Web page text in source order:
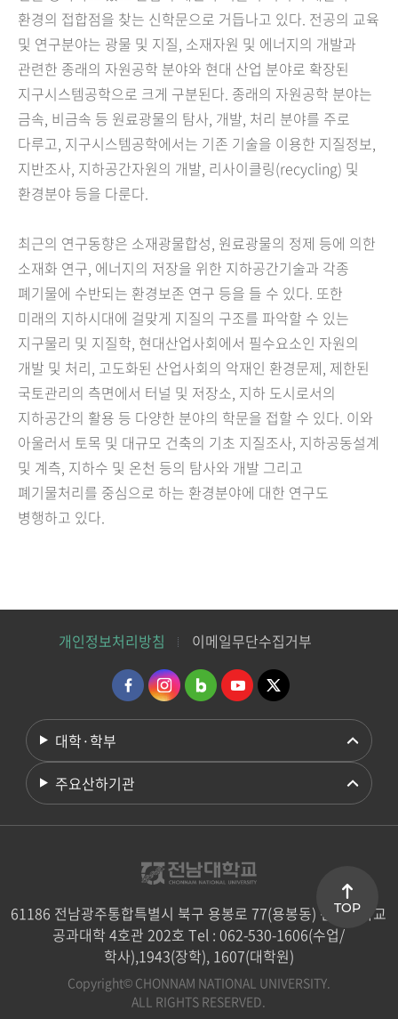
환경의 접합점을 찾는 신학문으로 거듭나고 있다. 전공의 교육
및 연구분야는 광물 및 지질, 소재자원 및 에너지의 개발과
관련한 종래의 자원공학 분야와 현대 산업 분야로 확장된
지구시스템공학으로 크게 구분된다. 종래의 자원공학 분야는
금속, 비금속 등 원료광물의 탐사, 개발, 처리 분야를 주로
다루고, 지구시스템공학에서는 기존 기술을 이용한 지질정보,
지반조사, 지하공간자원의 개발, 리사이클링(recycling) 및
환경분야 등을 다룬다.
최근의 연구동향은 소재광물합성, 원료광물의 정제 등에 의한
소재화 연구, 에너지의 저장을 위한 지하공간기술과 각종
폐기물에 수반되는 환경보존 연구 등을 들 수 있다. 또한
미래의 지하시대에 걸맞게 지질의 구조를 파악할 수 있는
지구물리 및 지질학, 현대산업사회에서 필수요소인 자원의
개발 및 처리, 고도화된 산업사회의 악재인 환경문제, 제한된
국토관리의 측면에서 터널 및 저장소, 지하 도시로서의
지하공간의 활용 등 다양한 분야의 학문을 접할 수 있다. 이와
아울러서 토목 및 대규모 건축의 기초 지질조사, 지하공동설계
및 계측, 지하수 및 온천 등의 탐사와 개발 그리고
폐기물처리를 중심으로 하는 환경분야에 대한 연구도
병행하고 있다.
개인정보처리방침 이메일무단수집거부
대학·학부
주요산하기관
61186 전남광주통합특별시 북구 용봉로 77(용봉동) 전남대학교
공과대학 4호관 202호 Tel : 062-530-1606(수업/
학사),1943(장학), 1607(대학원)
Copyright© CHONNAM NATIONAL UNIVERSITY.
ALL RIGHTS RESERVED.
TOP